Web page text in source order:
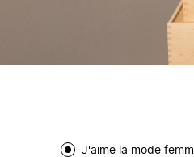
J'aime la mode